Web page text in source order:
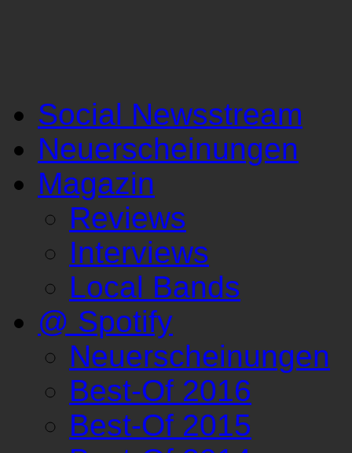
Social Newsstream
Neuerscheinungen
Magazin
Reviews
Interviews
Local Bands
@ Spotify
Neuerscheinungen
Best-Of 2016
Best-Of 2015